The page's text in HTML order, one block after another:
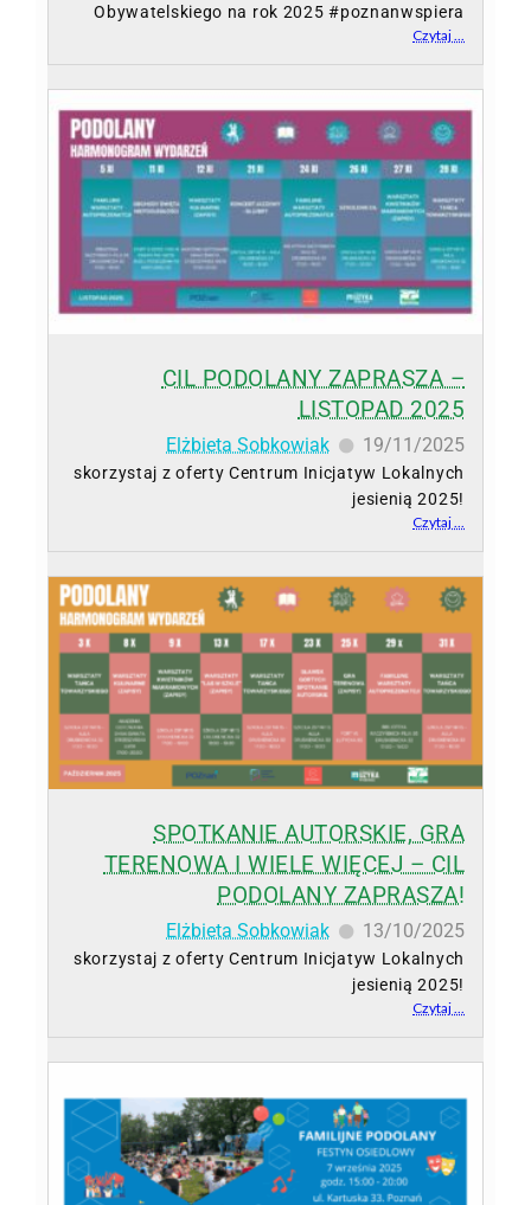
Obywatelskiego na rok 2025 #poznanwspiera
Czytaj ...
CIL PODOLANY ZAPRASZA –
LISTOPAD 2025
Elżbieta Sobkowiak 19/11/2025
skorzystaj z oferty Centrum Inicjatyw Lokalnych
jesienią 2025!
Czytaj ...
SPOTKANIE AUTORSKIE, GRA
TERENOWA I WIELE WIĘCEJ – CIL
PODOLANY ZAPRASZA!
Elżbieta Sobkowiak 13/10/2025
skorzystaj z oferty Centrum Inicjatyw Lokalnych
jesienią 2025!
Czytaj ...